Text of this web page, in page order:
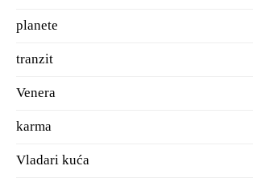
planete
tranzit
Venera
karma
Vladari kuća